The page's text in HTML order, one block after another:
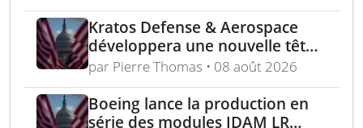
Kratos Defense & Aerospace
développera une nouvelle tête
chercheuse pour les missiles
FGM-148 Javelin
par Pierre Thomas • 08 août 2026
Boeing lance la production en
série des modules JDAM LR